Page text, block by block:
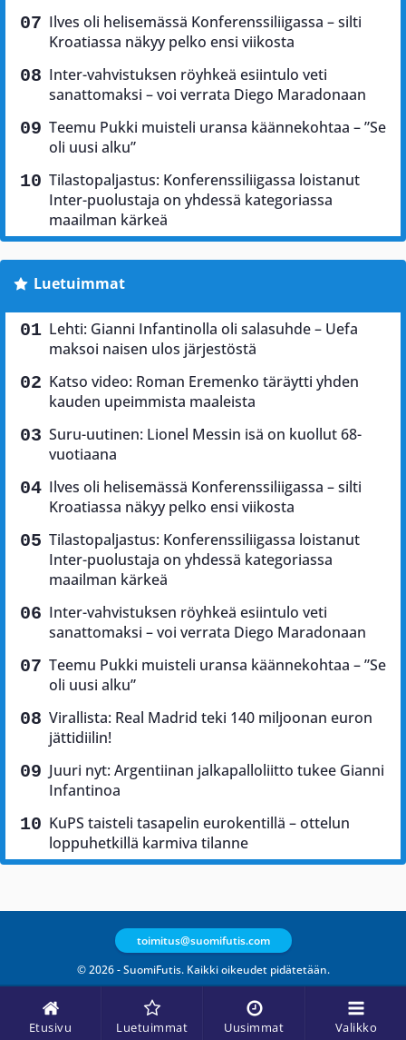
Etusivu Luetuimmat Uusimmat Valikko
Ilves oli helisemässä Konferenssiliigassa – silti
Kroatiassa näkyy pelko ensi viikosta
Inter-vahvistuksen röyhkeä esiintulo veti
sanattomaksi – voi verrata Diego Maradonaan
Teemu Pukki muisteli uransa käännekohtaa – ”Se
oli uusi alku”
Tilastopaljastus: Konferenssiliigassa loistanut
Inter-puolustaja on yhdessä kategoriassa
maailman kärkeä
Luetuimmat
Lehti: Gianni Infantinolla oli salasuhde – Uefa
maksoi naisen ulos järjestöstä
Katso video: Roman Eremenko täräytti yhden
kauden upeimmista maaleista
Suru-uutinen: Lionel Messin isä on kuollut 68-
vuotiaana
Ilves oli helisemässä Konferenssiliigassa – silti
Kroatiassa näkyy pelko ensi viikosta
Tilastopaljastus: Konferenssiliigassa loistanut
Inter-puolustaja on yhdessä kategoriassa
maailman kärkeä
Inter-vahvistuksen röyhkeä esiintulo veti
sanattomaksi – voi verrata Diego Maradonaan
Teemu Pukki muisteli uransa käännekohtaa – ”Se
oli uusi alku”
Virallista: Real Madrid teki 140 miljoonan euron
jättidiilin!
Juuri nyt: Argentiinan jalkapalloliitto tukee Gianni
Infantinoa
KuPS taisteli tasapelin eurokentillä – ottelun
loppuhetkillä karmiva tilanne
© 2026 - SuomiFutis. Kaikki oikeudet pidätetään.
toimitus@suomifutis.com